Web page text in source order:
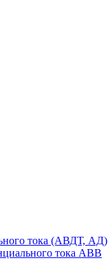
тока (АВДТ, АД)
тока ABB